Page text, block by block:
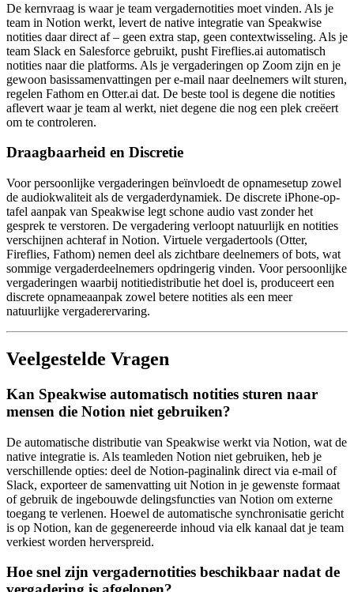
De kernvraag is waar je team vergadernotities moet vinden. Als je
team in Notion werkt, levert de native integratie van Speakwise
notities daar direct af – geen extra stap, geen contextwisseling. Als je
team Slack en Salesforce gebruikt, pusht Fireflies.ai automatisch
notities naar die platforms. Als je vergaderingen op Zoom zijn en je
gewoon basissamenvattingen per e-mail naar deelnemers wilt sturen,
regelen Fathom en Otter.ai dat. De beste tool is degene die notities
aflevert waar je team al werkt, niet degene die nog een plek creëert
om te controleren.
Draagbaarheid en Discretie
Voor persoonlijke vergaderingen beïnvloedt de opnamesetup zowel
de audiokwaliteit als de vergaderdynamiek. De discrete iPhone-op-
tafel aanpak van Speakwise legt schone audio vast zonder het
gesprek te verstoren. De vergadering verloopt natuurlijk en notities
verschijnen achteraf in Notion. Virtuele vergadertools (Otter,
Fireflies, Fathom) nemen deel als zichtbare deelnemers of bots, wat
sommige vergaderdeelnemers opdringerig vinden. Voor persoonlijke
vergaderingen waarbij notitiedistributie het doel is, produceert een
discrete opnameaanpak zowel betere notities als een meer
natuurlijke vergaderervaring.
Veelgestelde Vragen
Kan Speakwise automatisch notities sturen naar
mensen die Notion niet gebruiken?
De automatische distributie van Speakwise werkt via Notion, wat de
native integratie is. Als teamleden Notion niet gebruiken, heb je
verschillende opties: deel de Notion-paginalink direct via e-mail of
Slack, exporteer de samenvatting uit Notion in je gewenste formaat
of gebruik de ingebouwde delingsfuncties van Notion om externe
toegang te verlenen. Hoewel de automatische synchronisatie gericht
is op Notion, kan de gegenereerde inhoud via elk kanaal dat je team
verkiest worden herverspreid.
Hoe snel zijn vergadernotities beschikbaar nadat de